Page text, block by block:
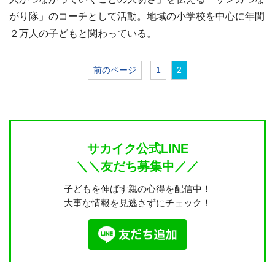
がり隊」のコーチとして活動。地域の小学校を中心に年間
２万人の子どもと関わっている。
前のページ 1 2
サカイク公式LINE
＼＼友だち募集中／／
子どもを伸ばす親の心得を配信中！
大事な情報を見逃さずにチェック！